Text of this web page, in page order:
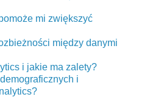
mi zwiększyć
między danymi
i jakie ma zalety?
i